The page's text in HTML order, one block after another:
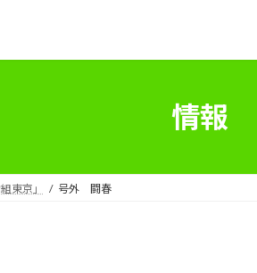
情報
東京」 号外 闘春